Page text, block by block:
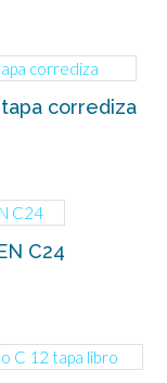
tapa corrediza
C24